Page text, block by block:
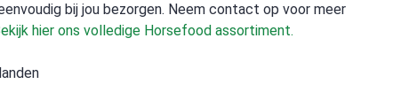
bij jou bezorgen. Neem contact op voor meer
hier ons volledige Horsefood assortiment.